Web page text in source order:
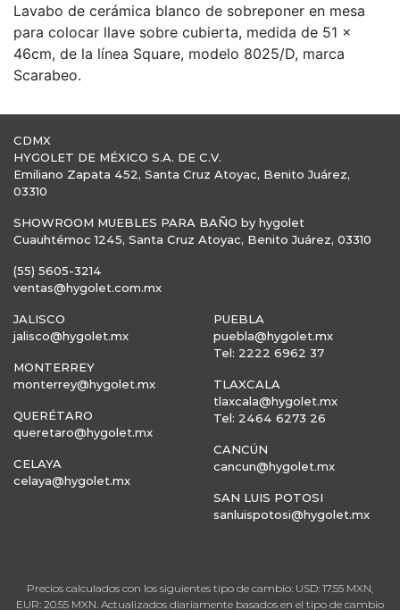
Lavabo de cerámica blanco de sobreponer en mesa
para colocar llave sobre cubierta, medida de 51 x
46cm, de la línea Square, modelo 8025/D, marca
Scarabeo.
CDMX
HYGOLET DE MÉXICO S.A. DE C.V.
Emiliano Zapata 452, Santa Cruz Atoyac, Benito Juárez,
03310
SHOWROOM MUEBLES PARA BAÑO by hygolet
Cuauhtémoc 1245, Santa Cruz Atoyac, Benito Juárez, 03310
(55) 5605-3214
ventas@hygolet.com.mx
JALISCO
jalisco@hygolet.mx
MONTERREY
monterrey@hygolet.mx
QUERÉTARO
queretaro@hygolet.mx
CELAYA
celaya@hygolet.mx
PUEBLA
puebla@hygolet.mx
Tel: 2222 6962 37
TLAXCALA
tlaxcala@hygolet.mx
Tel: 2464 6273 26
CANCÚN
cancun@hygolet.mx
SAN LUIS POTOSI
sanluispotosi@hygolet.mx
Precios calculados con los siguientes tipo de cambio: USD: 17.55 MXN,
EUR: 20.55 MXN. Actualizados diariamente basados en el tipo de cambio